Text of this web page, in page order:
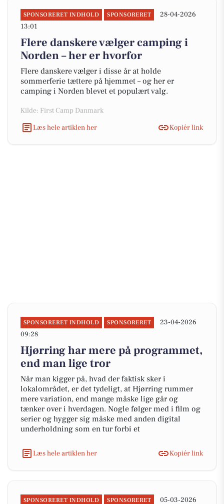
SPONSORERET INDHOLD SPONSORERET
28-04-2026
13:01
Flere danskere vælger camping i
Norden – her er hvorfor
Flere danskere vælger i disse år at holde
sommerferie tættere på hjemmet – og her er
camping i Norden blevet et populært valg.
Kilde: First Camp Danmark
Læs hele artiklen her
Kopiér link
SPONSORERET INDHOLD SPONSORERET
23-04-2026
09:28
Hjørring har mere på programmet,
end man lige tror
Når man kigger på, hvad der faktisk sker i
lokalområdet, er det tydeligt, at Hjørring rummer
mere variation, end mange måske lige går og
tænker over i hverdagen. Nogle følger med i film og
serier og hygger sig måske med anden digital
underholdning som en tur forbi et
Læs hele artiklen her Kopiér link
SPONSORERET INDHOLD SPONSORERET 05-03-2026